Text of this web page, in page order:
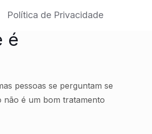
Política de Privacidade
é
pessoas se perguntam se
não é um bom tratamento